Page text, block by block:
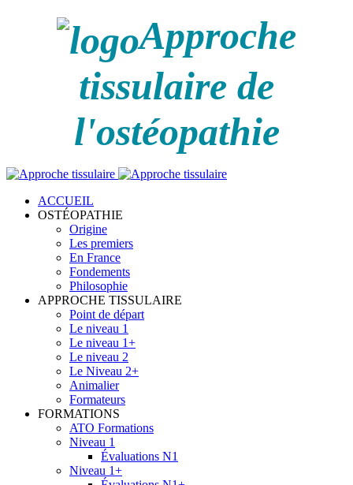
Approche
tissulaire de
l'ostéopathie
ACCUEIL
OSTÉOPATHIE
Origine
Les premiers
En France
Fondements
Philosophie
APPROCHE TISSULAIRE
Point de départ
Le niveau 1
Le niveau 1+
Le niveau 2
Le Niveau 2+
Animalier
Formateurs
FORMATIONS
ATO Formations
Niveau 1
Évaluations N1
Niveau 1+